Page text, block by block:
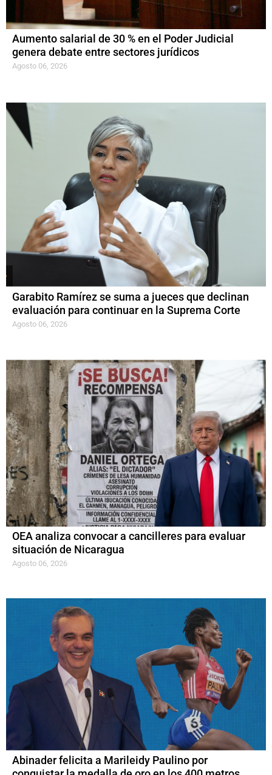
Aumento salarial de 30 % en el Poder Judicial
genera debate entre sectores jurídicos
Agosto 06, 2026
Garabito Ramírez se suma a jueces que declinan
evaluación para continuar en la Suprema Corte
Agosto 06, 2026
OEA analiza convocar a cancilleres para evaluar
situación de Nicaragua
Agosto 06, 2026
Abinader felicita a Marileidy Paulino por